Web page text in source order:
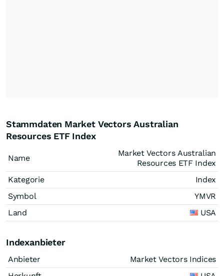
Stammdaten Market Vectors Australian
Resources ETF Index
Name
Market Vectors Australian
Resources ETF Index
Kategorie
Index
Symbol
YMVR
Land
USA
Indexanbieter
Anbieter
Market Vectors Indices